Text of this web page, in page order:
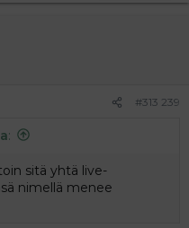
#313 239
:
sitä yhtä live-
nimellä menee